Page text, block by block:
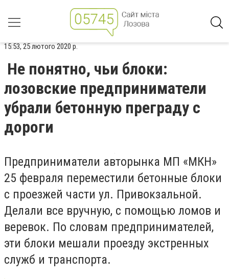
15:53, 25 лютого 2020 р.
Не понятно, чьи блоки:
лозовские предприниматели
убрали бетонную преграду с
дороги
Предприниматели авторынка МП «МКН»
25 февраля переместили бетонные блоки
с проезжей части ул. Привокзальной.
Делали все вручную, с помощью ломов и
веревок. По словам предпринимателей,
эти блоки мешали проезду экстренных
служб и транспорта.